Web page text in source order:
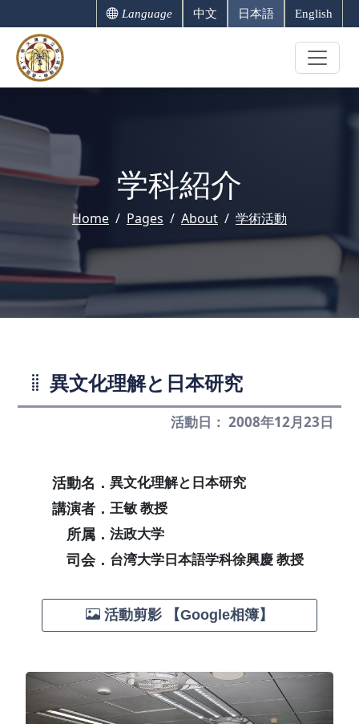
Language 中文 日本語 English
学科紹介
Home Pages About 学術活動
異文化理解と日本研究
活動日： 2008年12月23日
活動名． 異文化理解と日本研究
講演者． 王敏 教授
所属． 法政大学
司会． 台湾大学日本語学科徐興慶 教授
活動剪影 【Google相簿】